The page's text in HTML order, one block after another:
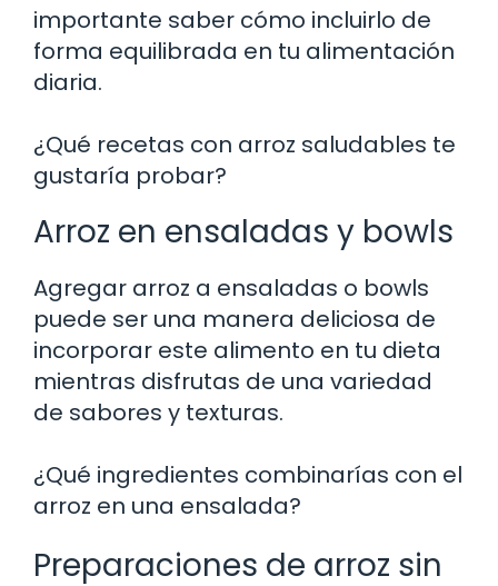
importante saber cómo incluirlo de
forma equilibrada en tu alimentación
diaria.
¿Qué recetas con arroz saludables te
gustaría probar?
Arroz en ensaladas y bowls
Agregar arroz a ensaladas o bowls
puede ser una manera deliciosa de
incorporar este alimento en tu dieta
mientras disfrutas de una variedad
de sabores y texturas.
¿Qué ingredientes combinarías con el
arroz en una ensalada?
Preparaciones de arroz sin